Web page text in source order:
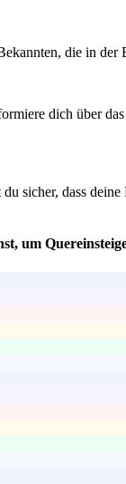
die in
dich über
sicher, dass
um